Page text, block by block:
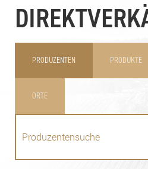
PRODUZENTEN PRODUKTE
ORTE